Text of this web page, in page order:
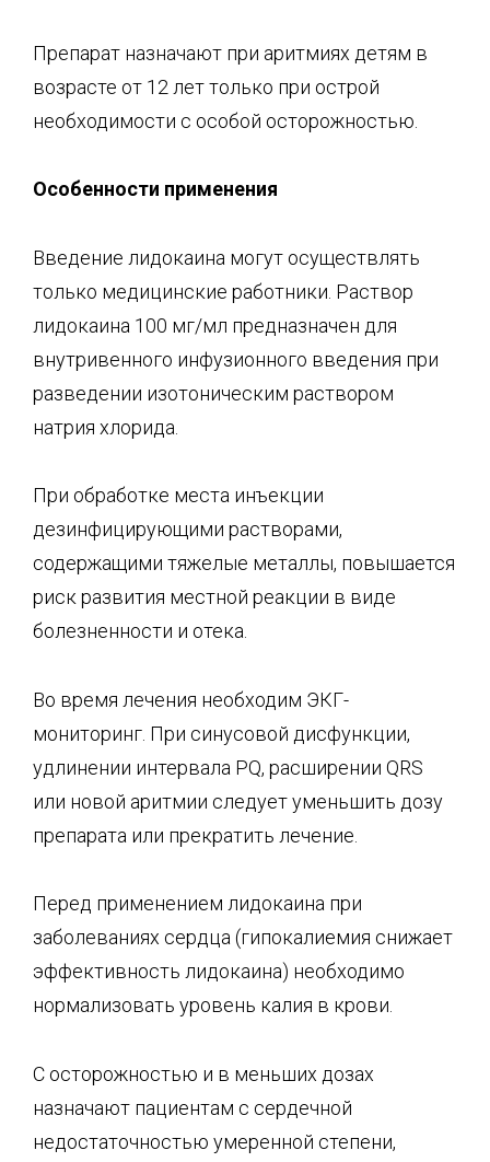
Препарат назначают при аритмиях детям в
возрасте от 12 лет только при острой
необходимости с особой осторожностью.
Особенности применения
Введение лидокаина могут осуществлять
только медицинские работники. Раствор
лидокаина 100 мг/мл предназначен для
внутривенного инфузионного введения при
разведении изотоническим раствором
натрия хлорида.
При обработке места инъекции
дезинфицирующими растворами,
содержащими тяжелые металлы, повышается
риск развития местной реакции в виде
болезненности и отека.
Во время лечения необходим ЭКГ-
мониторинг. При синусовой дисфункции,
удлинении интервала PQ, расширении QRS
или новой аритмии следует уменьшить дозу
препарата или прекратить лечение.
Перед применением лидокаина при
заболеваниях сердца (гипокалиемия снижает
эффективность лидокаина) необходимо
нормализовать уровень калия в крови.
С осторожностью и в меньших дозах
назначают пациентам с сердечной
недостаточностью умеренной степени,